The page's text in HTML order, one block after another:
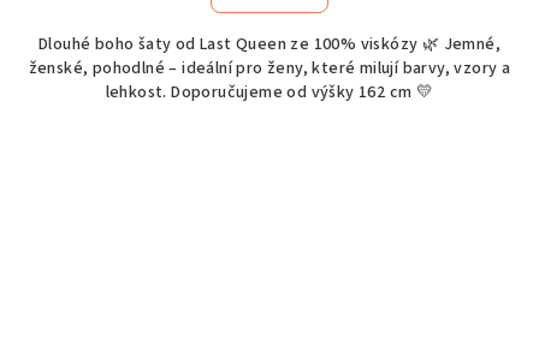
Dlouhé boho šaty od Last Queen ze 100% viskózy 🌿 Jemné,
ženské, pohodlné – ideální pro ženy, které milují barvy, vzory a
lehkost. Doporučujeme od výšky 162 cm 💛